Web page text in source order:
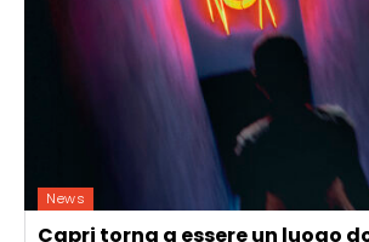
News
Capri torna a essere un luogo